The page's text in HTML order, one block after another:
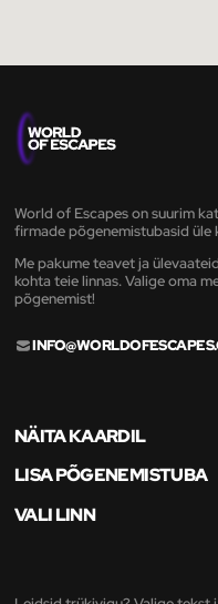
World of Escapes on suurim
firmade põgenemistubasid üle
Me pakume teavet ja
kohta teie linnas. Valige oma
põgenemist!
NÄITA KAARDIL
LISA PÕGENEMISTUBA
VALI LINN